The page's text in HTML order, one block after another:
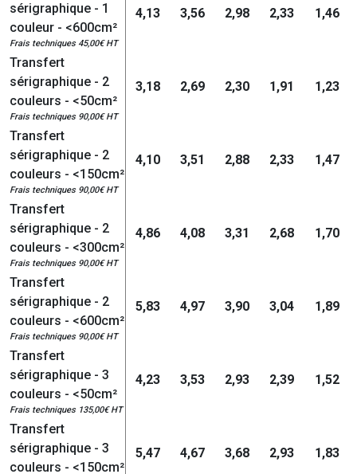
sérigraphique - 1
couleur - <600cm²
Frais techniques 45,00€ HT
4,13 3,56 2,98 2,33 1,46
Transfert
sérigraphique - 2
couleurs - <50cm²
Frais techniques 90,00€ HT
3,18 2,69 2,30 1,91 1,23
Transfert
sérigraphique - 2
couleurs - <150cm²
Frais techniques 90,00€ HT
4,10 3,51 2,88 2,33 1,47
Transfert
sérigraphique - 2
couleurs - <300cm²
Frais techniques 90,00€ HT
4,86 4,08 3,31 2,68 1,70
Transfert
sérigraphique - 2
couleurs - <600cm²
Frais techniques 90,00€ HT
5,83 4,97 3,90 3,04 1,89
Transfert
sérigraphique - 3
couleurs - <50cm²
Frais techniques 135,00€ HT
4,23 3,53 2,93 2,39 1,52
Transfert
sérigraphique - 3
couleurs - <150cm²
5,47 4,67 3,68 2,93 1,83